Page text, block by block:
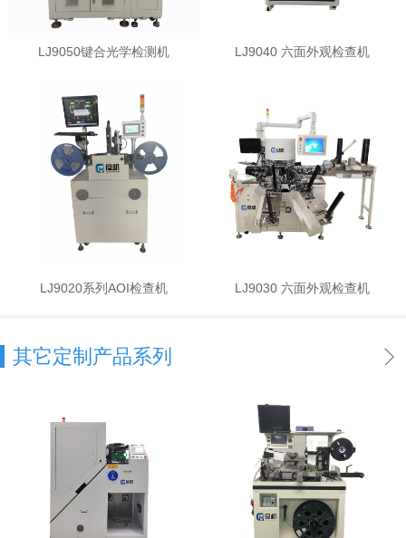
LJ9050键合光学检测机 LJ9040 六面外观检查机
LJ9020系列AOI检查机 LJ9030 六面外观检查机
其它定制产品系列